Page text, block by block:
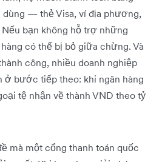
— thẻ Visa, ví địa phương,
bạn không hỗ trợ những
có thể bị bỏ giữa chừng. Và
công, nhiều doanh nghiệp
ở bước tiếp theo: khi ngân hàng
tệ nhận về thành VND theo tỷ
mà một cổng thanh toán quốc